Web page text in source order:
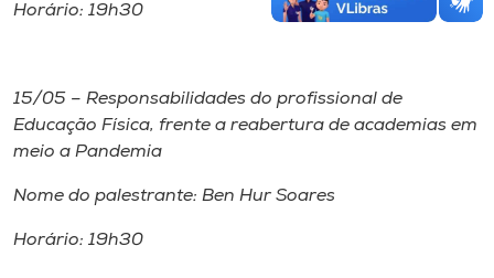
Horário: 19h30
15/05 – Responsabilidades do profissional de
Educação Física, frente a reabertura de academias em
meio a Pandemia
Nome do palestrante: Ben Hur Soares
Horário: 19h30